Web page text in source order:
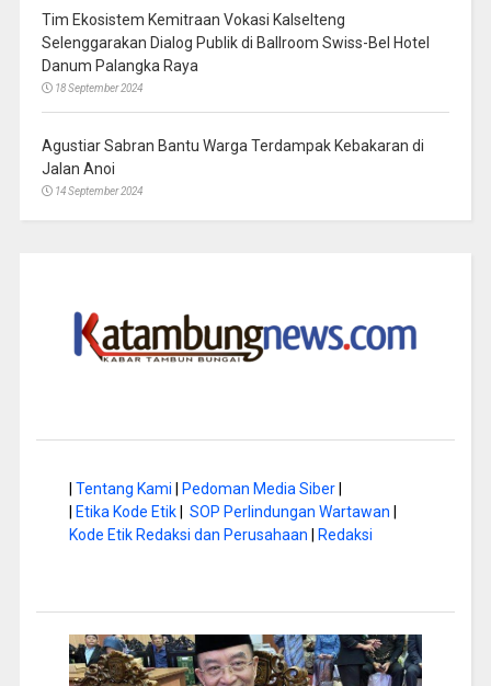
Tim Ekosistem Kemitraan Vokasi Kalselteng
Selenggarakan Dialog Publik di Ballroom Swiss-Bel Hotel
Danum Palangka Raya
18 September 2024
Agustiar Sabran Bantu Warga Terdampak Kebakaran di
Jalan Anoi
14 September 2024
Tentang Kami Pedoman Media Siber|
Etika Kode Etik| SOP Perlindungan Wartawan
Kode Etik Redaksi dan Perusahaan
Redaksi